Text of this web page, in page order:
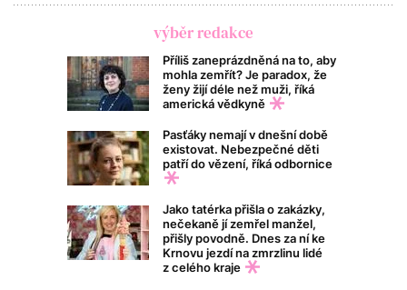
výběr redakce
Příliš zaneprázdněná na to, aby
mohla zemřít? Je paradox, že
ženy žijí déle než muži, říká
americká vědkyně
Pasťáky nemají v dnešní době
existovat. Nebezpečné děti
patří do vězení, říká odbornice
Jako tatérka přišla o zakázky,
nečekaně jí zemřel manžel,
přišly povodně. Dnes za ní ke
Krnovu jezdí na zmrzlinu lidé
z celého kraje